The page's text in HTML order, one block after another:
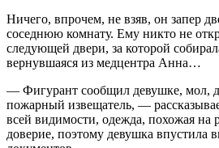
Ничего, впрочем, не взяв, он запер
соседнюю комнату. Ему никто не
следующей двери, за которой
вернувшаяся из медцентра Анна…
— Фигурант сообщил девушке, мол,
пожарный извещатель, —
всей видимости, одежда, похожая на
доверие, поэтому девушка впустила